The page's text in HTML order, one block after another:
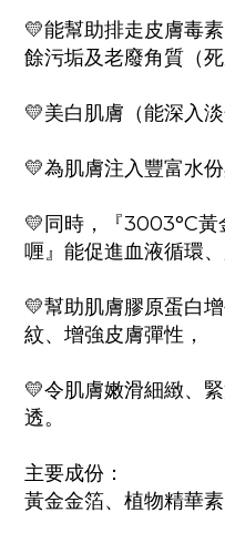
💛能幫助排走皮膚毒
餘污垢及老廢角質（死
💛美白肌膚（能深入
💛為肌膚注入豐富水
💛同時，『3003°C
喱』能促進血液循環
💛幫助肌膚膠原蛋白
紋、增強皮膚彈性，
💛令肌膚嫩滑細緻、
透。
主要成份：
黃金金箔、植物精華